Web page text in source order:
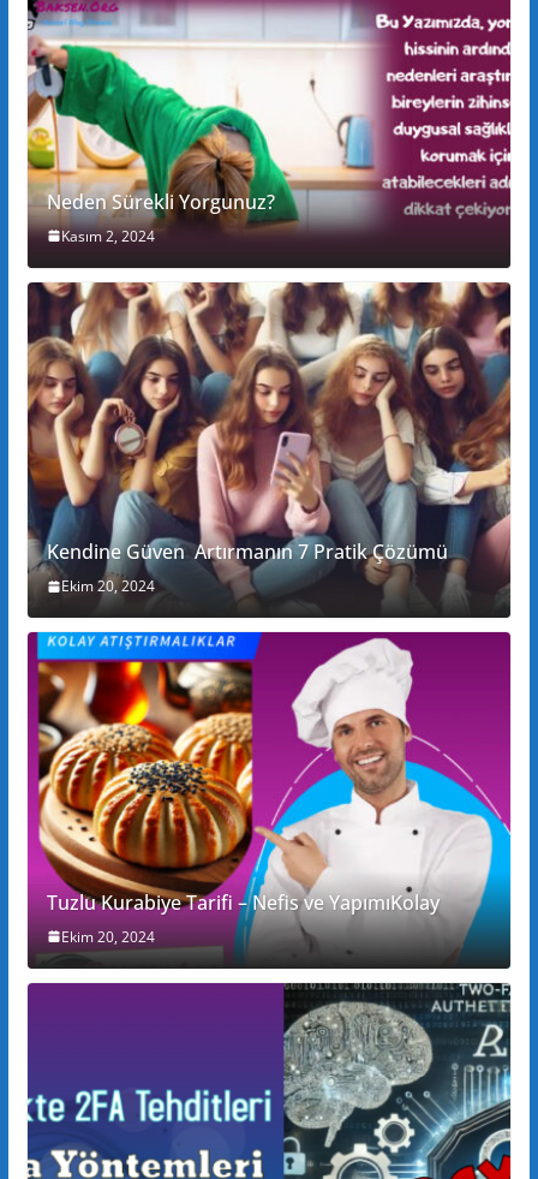
Neden Sürekli Yorgunuz?
Kasım 2, 2024
Kendine Güven Artırmanın 7 Pratik Çözümü
Ekim 20, 2024
Tuzlu Kurabiye Tarifi – Nefis ve YapımıKolay
Ekim 20, 2024